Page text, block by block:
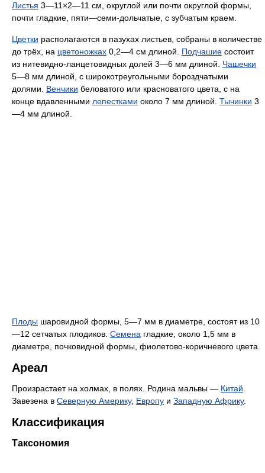
Листья 3—11×2—11 см, округлой или почти округлой формы,
почти гладкие, пяти—семи-дольчатые, с зубчатым краем.
Цветки располагаются в пазухах листьев, собраны в количестве
до трёх, на цветоножках 0,2—4 см длиной. Подчашие состоит
из нитевидно-ланцетовидных долей 3—6 мм длиной. Чашечки
5—8 мм длиной, с широкотреугольными бороздчатыми
долями. Венчики беловатого или красноватого цвета, с на
конце вдавленными лепестками около 7 мм длиной. Тычинки 3
—4 мм длиной.
Плоды шаровидной формы, 5—7 мм в диаметре, состоят из 10
—12 сетчатых плодиков. Семена гладкие, около 1,5 мм в
диаметре, почковидной формы, фиолетово-коричневого цвета.
Ареал
Произрастает на холмах, в полях. Родина мальвы — Китай
Завезена в Северную Америку, Европу и Западную Африку.
Классификация
Таксономия